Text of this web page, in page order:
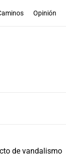
Opinión
de vandalismo